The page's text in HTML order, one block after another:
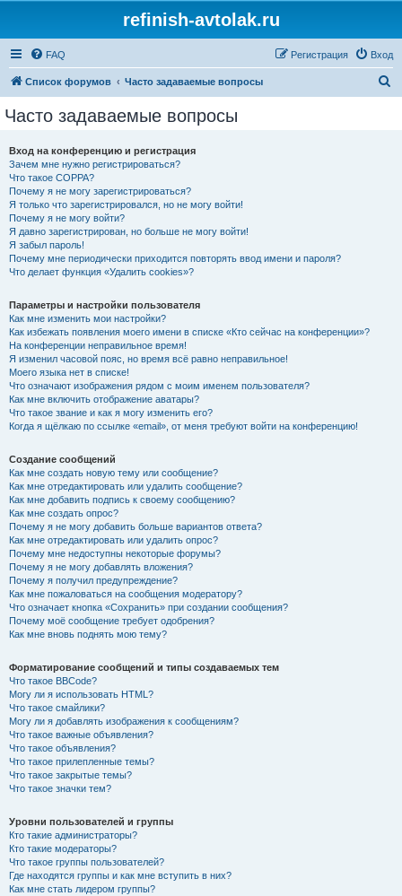
refinish-avtolak.ru
FAQ Вход
Регистрация
Список форумов Часто задаваемые вопросы
Часто задаваемые вопросы
Вход на конференцию и регистрация
Зачем мне нужно регистрироваться?
Что такое COPPA?
Почему я не могу зарегистрироваться?
Я только что зарегистрировался, но не могу войти!
Почему я не могу войти?
Я давно зарегистрирован, но больше не могу войти!
Я забыл пароль!
Почему мне периодически приходится повторять ввод имени и пароля?
Что делает функция «Удалить cookies»?
Параметры и настройки пользователя
Как мне изменить мои настройки?
Как избежать появления моего имени в списке «Кто сейчас на конференции»?
На конференции неправильное время!
Я изменил часовой пояс, но время всё равно неправильное!
Моего языка нет в списке!
Что означают изображения рядом с моим именем пользователя?
Как мне включить отображение аватары?
Что такое звание и как я могу изменить его?
Когда я щёлкаю по ссылке «email», от меня требуют войти на конференцию!
Создание сообщений
Как мне создать новую тему или сообщение?
Как мне отредактировать или удалить сообщение?
Как мне добавить подпись к своему сообщению?
Как мне создать опрос?
Почему я не могу добавить больше вариантов ответа?
Как мне отредактировать или удалить опрос?
Почему мне недоступны некоторые форумы?
Почему я не могу добавлять вложения?
Почему я получил предупреждение?
Как мне пожаловаться на сообщения модератору?
Что означает кнопка «Сохранить» при создании сообщения?
Почему моё сообщение требует одобрения?
Как мне вновь поднять мою тему?
Форматирование сообщений и типы создаваемых тем
Что такое BBCode?
Могу ли я использовать HTML?
Что такое смайлики?
Могу ли я добавлять изображения к сообщениям?
Что такое важные объявления?
Что такое объявления?
Что такое прилепленные темы?
Что такое закрытые темы?
Что такое значки тем?
Уровни пользователей и группы
Кто такие администраторы?
Кто такие модераторы?
Что такое группы пользователей?
Где находятся группы и как мне вступить в них?
Как мне стать лидером группы?